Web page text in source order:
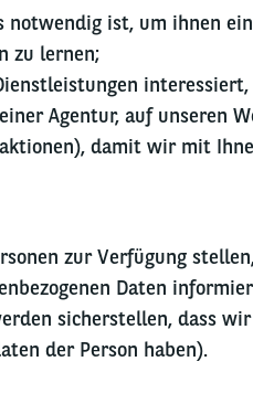
ist, um ihnen
zu lernen;
Agentur, auf unseren
damit wir mit
zur Verfügung
Daten
sicherstellen, dass
der Person haben).